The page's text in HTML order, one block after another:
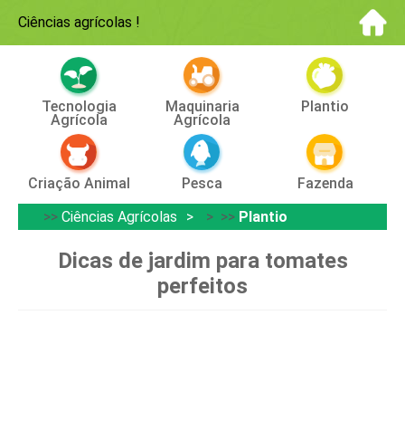
Ciências agrícolas !
Tecnologia
Agrícola
Maquinaria
Agrícola
Plantio
Criação Animal Pesca
Fazenda
>> Ciências Agrícolas > >> Plantio
Dicas de jardim para tomates
perfeitos